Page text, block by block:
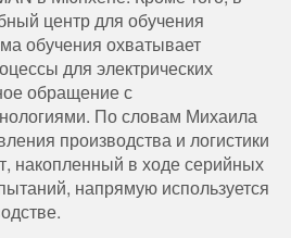
центр для обучения
обучения охватывает
для электрических
обращение с
По словам Михаила
производства и логистики
накопленный в ходе серийных
напрямую используется